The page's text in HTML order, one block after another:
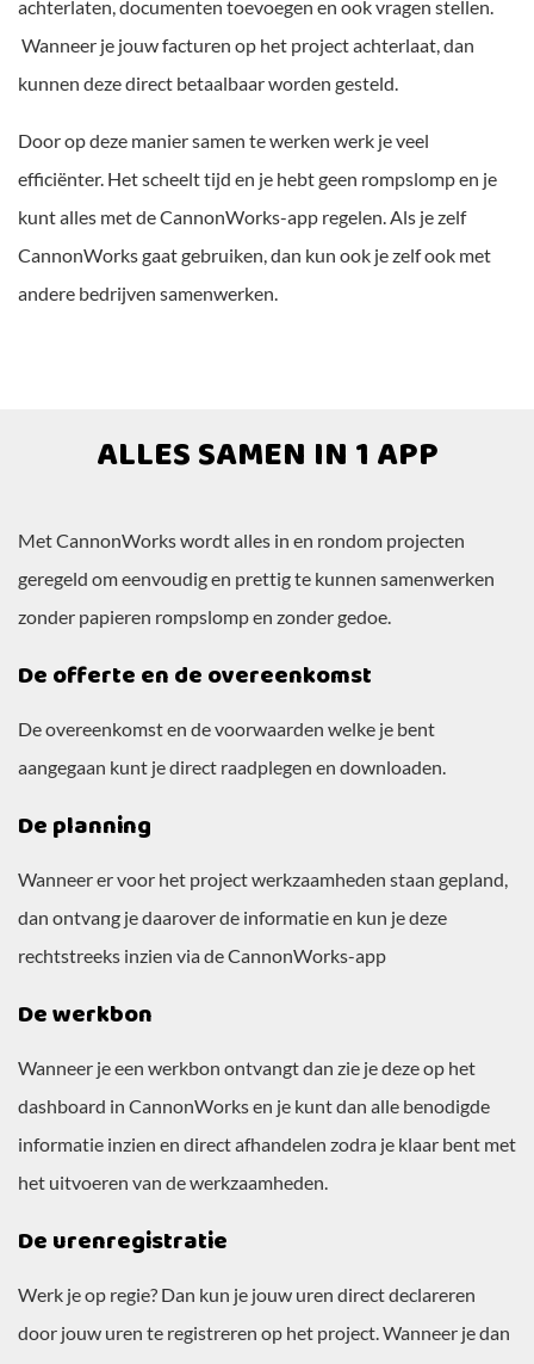
achterlaten, documenten toevoegen en ook vragen stellen.
Wanneer je jouw facturen op het project achterlaat, dan
kunnen deze direct betaalbaar worden gesteld.
Door op deze manier samen te werken werk je veel
efficiënter. Het scheelt tijd en je hebt geen rompslomp en je
kunt alles met de CannonWorks-app regelen. Als je zelf
CannonWorks gaat gebruiken, dan kun ook je zelf ook met
andere bedrijven samenwerken.
ALLES SAMEN IN 1 APP
Met CannonWorks wordt alles in en rondom projecten
geregeld om eenvoudig en prettig te kunnen samenwerken
zonder papieren rompslomp en zonder gedoe.
De offerte en de overeenkomst
De overeenkomst en de voorwaarden welke je bent
aangegaan kunt je direct raadplegen en downloaden.
De planning
Wanneer er voor het project werkzaamheden staan gepland,
dan ontvang je daarover de informatie en kun je deze
rechtstreeks inzien via de CannonWorks-app
De werkbon
Wanneer je een werkbon ontvangt dan zie je deze op het
dashboard in CannonWorks en je kunt dan alle benodigde
informatie inzien en direct afhandelen zodra je klaar bent met
het uitvoeren van de werkzaamheden.
De urenregistratie
Werk je op regie? Dan kun je jouw uren direct declareren
door jouw uren te registreren op het project. Wanneer je dan